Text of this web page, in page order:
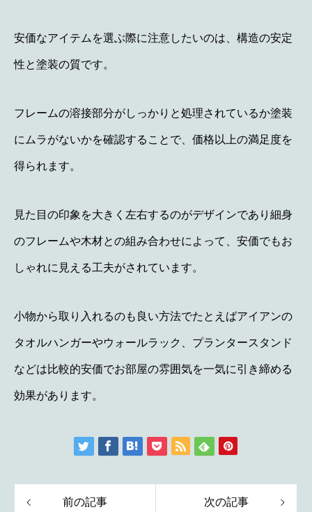
安価なアイテムを選ぶ際に注意したいのは、構造の安定
性と塗装の質です。
フレームの溶接部分がしっかりと処理されているか塗装
にムラがないかを確認することで、価格以上の満足度を
得られます。
見た目の印象を大きく左右するのがデザインであり細身
のフレームや木材との組み合わせによって、安価でもお
しゃれに見える工夫がされています。
小物から取り入れるのも良い方法でたとえばアイアンの
タオルハンガーやウォールラック、プランタースタンド
などは比較的安価でお部屋の雰囲気を一気に引き締める
効果があります。
前の記事 次の記事